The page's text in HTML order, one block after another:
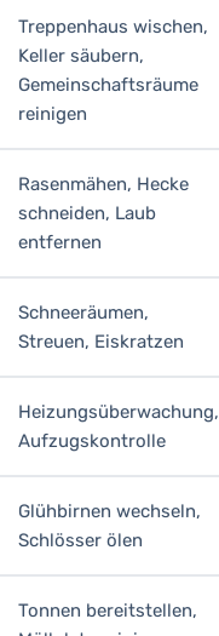
Treppenhaus wischen,
Keller säubern,
Gemeinschaftsräume
reinigen
Rasenmähen, Hecke
schneiden, Laub
entfernen
Schneeräumen,
Streuen, Eiskratzen
Heizungsüberwachung,
Aufzugskontrolle
Glühbirnen wechseln,
Schlösser ölen
Tonnen bereitstellen,